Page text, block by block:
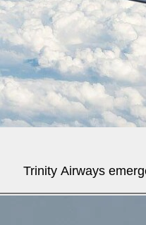
Trinity Airways